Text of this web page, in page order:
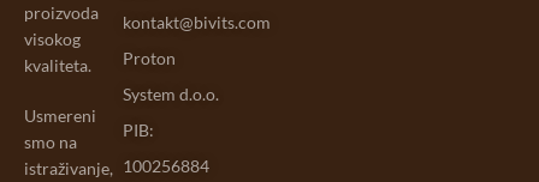
proizvoda
visokog
kvaliteta.
Usmereni
smo na
istraživanje,
kontakt@bivits.com
Proton
System d.o.o.
PIB:
100256884